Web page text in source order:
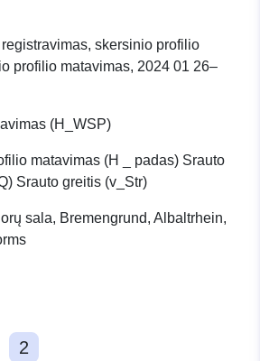
skersinio profilio
profilio matavimas, 2024 01 26–
(H_WSP)
matavimas (H _ padas) Srauto
Srauto greitis (v_Str)
sala, Bremengrund, Albaltrhein,
2